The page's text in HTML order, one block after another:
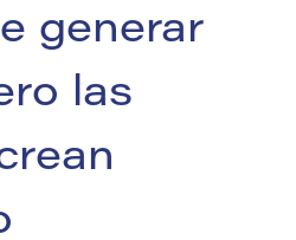
generar
las